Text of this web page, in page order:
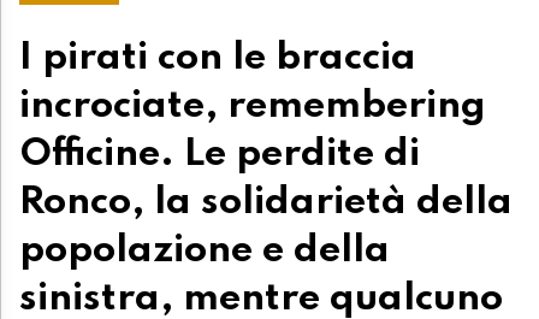
I pirati con le braccia
incrociate, remembering
Officine. Le perdite di
Ronco, la solidarietà della
popolazione e della
sinistra, mentre qualcuno